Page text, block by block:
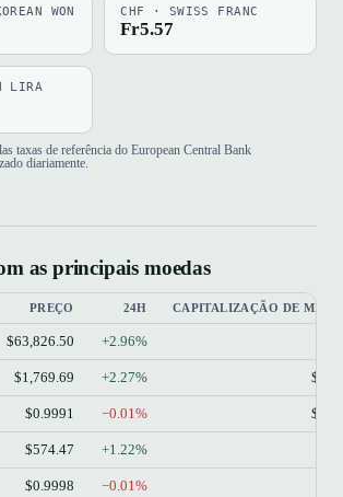
WON CHF · SWISS FRANC
Fr5.57
LIRA
taxas de referência do European Central Bank
diariamente.
as principais moedas
PREÇO 24H CAPITALIZAÇÃO DE
$63,826.50 +2.96%
$1,769.69 +2.27%
$0.9991 −0.01%
$574.47 +1.22%
$0.9998 −0.01%